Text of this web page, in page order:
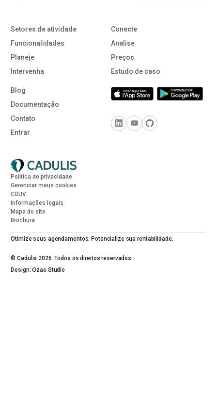
Setores de atividade
Funcionalidades
Planeje
Intervenha
Conecte
Analise
Preços
Estudo de caso
Blog
Documentação
Contato
Entrar
Política de privacidade
Gerenciar meus cookies
CGUV
Informações legais
Mapa do site
Brochura
Otimize seus agendamentos. Potencialize sua rentabilidade.
© Cadulis 2026. Todos os direitos reservados.
Design: Ozae Studio